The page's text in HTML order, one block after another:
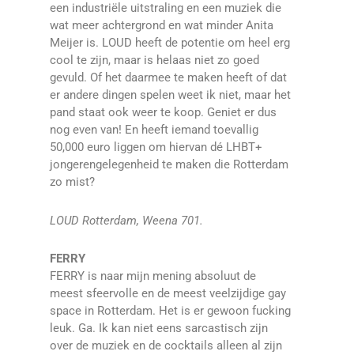
een industriële uitstraling en een muziek die
wat meer achtergrond en wat minder Anita
Meijer is. LOUD heeft de potentie om heel erg
cool te zijn, maar is helaas niet zo goed
gevuld. Of het daarmee te maken heeft of dat
er andere dingen spelen weet ik niet, maar het
pand staat ook weer te koop. Geniet er dus
nog even van! En heeft iemand toevallig
50,000 euro liggen om hiervan dé LHBT+
jongerengelegenheid te maken die Rotterdam
zo mist?
LOUD Rotterdam, Weena 701.
FERRY
FERRY is naar mijn mening absoluut de
meest sfeervolle en de meest veelzijdige gay
space in Rotterdam. Het is er gewoon fucking
leuk. Ga. Ik kan niet eens sarcastisch zijn
over de muziek en de cocktails alleen al zijn